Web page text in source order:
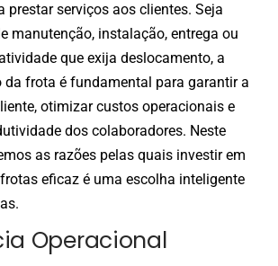
prestar serviços aos clientes. Seja
manutenção, instalação, entrega ou
que exija deslocamento, a
da frota é fundamental para garantir a
otimizar custos operacionais e
dos colaboradores. Neste
as razões pelas quais investir em
eficaz é uma escolha inteligente
Operacional